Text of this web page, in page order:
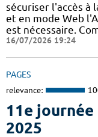
sécuriser l'accès à
et en mode Web
est nécessaire.
16/07/2026 19:24
PAGES
relevance:
11e
2025